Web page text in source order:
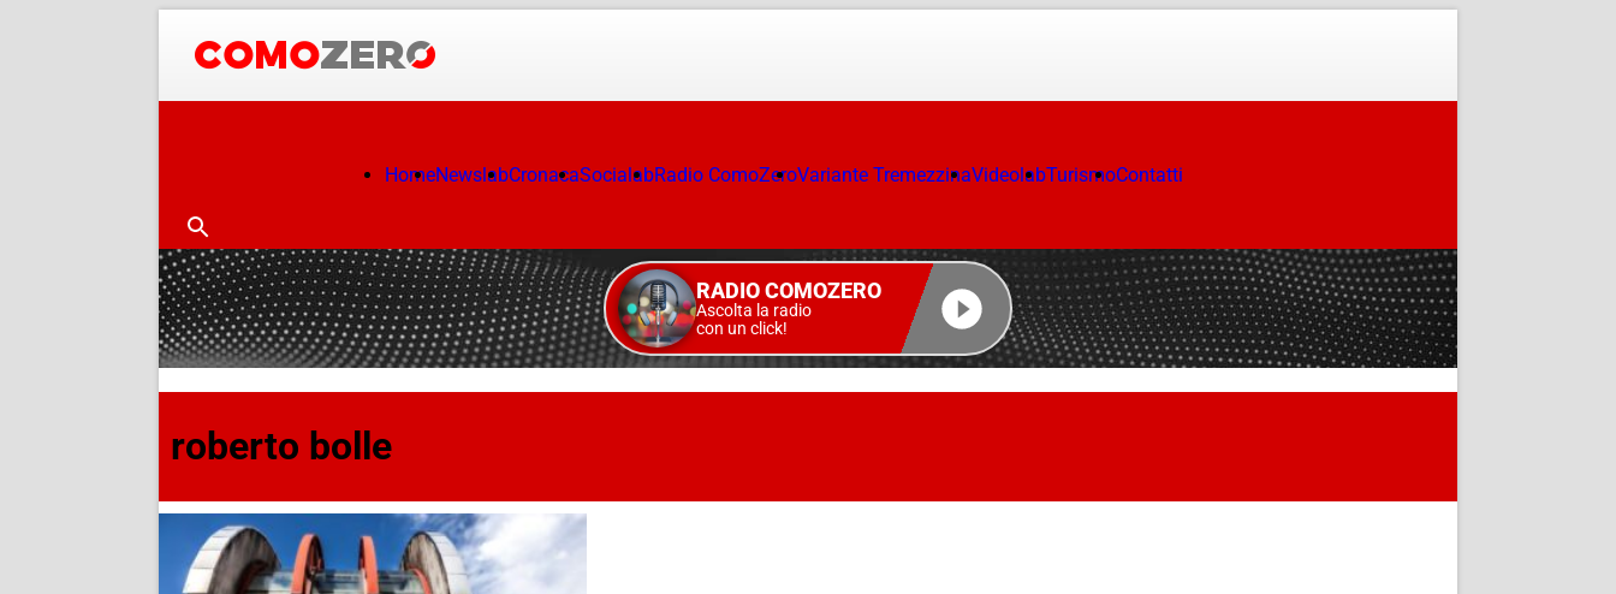
HomeNewslabCronacaSocialabRadio ComoZeroVariante TremezzinaVideolabTurismoContatti
RADIO COMOZERO
Ascolta la radio
con un click!
roberto bolle